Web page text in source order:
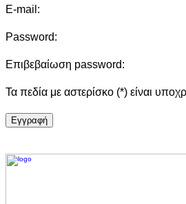
E-mail:
Password:
Επιβεβαίωση password:
Τα πεδία με αστερίσκο (*) είναι
Eγγραφή